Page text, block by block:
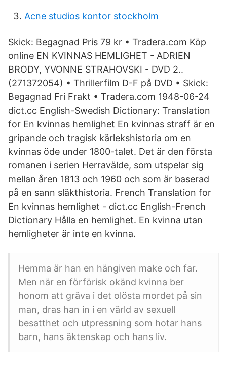
Acne studios kontor stockholm
Skick: Begagnad Pris 79 kr • Tradera.com Köp
online EN KVINNAS HEMLIGHET - ADRIEN
BRODY, YVONNE STRAHOVSKI - DVD 2..
(271372054) • Thrillerfilm D-F på DVD • Skick:
Begagnad Fri Frakt • Tradera.com 1948-06-24
dict.cc English-Swedish Dictionary: Translation
for En kvinnas hemlighet En kvinnas straff är en
gripande och tragisk kärlekshistoria om en
kvinnas öde under 1800-talet. Det är den första
romanen i serien Herravälde, som utspelar sig
mellan åren 1813 och 1960 och som är baserad
på en sann släkthistoria. French Translation for
En kvinnas hemlighet - dict.cc English-French
Dictionary Hålla en hemlighet. En kvinna utan
hemligheter är inte en kvinna.
Hemma är han en hängiven make och far.
Men när en förförisk okänd kvinna ber
honom att gräva i det olösta mordet på sin
man, dras han in i en värld av sexuell
besatthet och utpressning som hotar hans
barn, hans äktenskap och hans liv.